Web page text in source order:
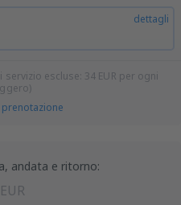
dettagli
escluse: 34 EUR per ogni
andata e ritorno:
EUR